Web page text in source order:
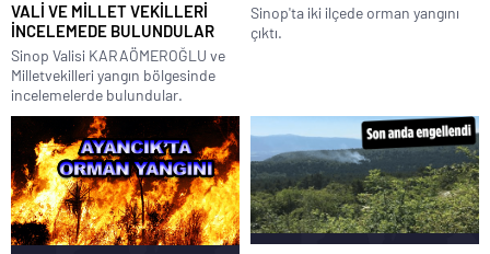
VALİ VE MİLLET VEKİLLERİ
İNCELEMEDE BULUNDULAR
Sinop Valisi KARAÖMEROĞLU ve
Milletvekilleri yangın bölgesinde
incelemelerde bulundular.
Sinop'ta iki ilçede orman yangını
çıktı.